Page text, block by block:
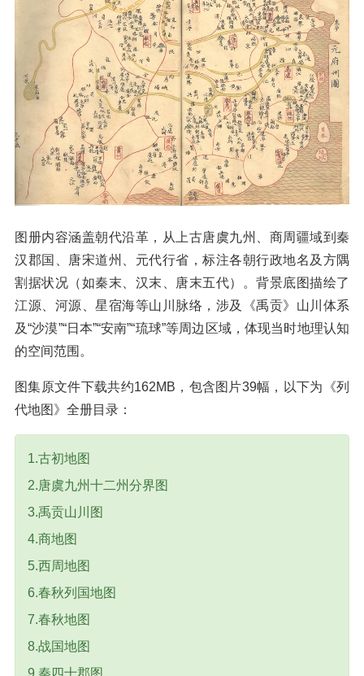
图册内容涵盖朝代沿革，从上古唐虞九州、商周疆域到秦
汉郡国、唐宋道州、元代行省，标注各朝行政地名及方隅
割据状况（如秦末、汉末、唐末五代）。背景底图描绘了
江源、河源、星宿海等山川脉络，涉及《禹贡》山川体系
及“沙漠”“日本”“安南”“琉球”等周边区域，体现当时地理认知
的空间范围。
图集原文件下载共约162MB，包含图片39幅，以下为《列
代地图》全册目录：
1.古初地图
2.唐虞九州十二州分界图
3.禹贡山川图
4.商地图
5.西周地图
6.春秋列国地图
7.春秋地图
8.战国地图
9.秦四十郡图